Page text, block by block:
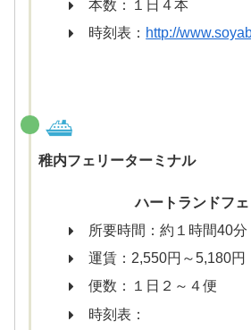
本数：１日４本
時刻表： http://
稚内フェリーターミナル
ハートランドフ
所要時間：約１時間40分
運賃：2,550円～5,180円
便数：１日２～４便
時刻表：